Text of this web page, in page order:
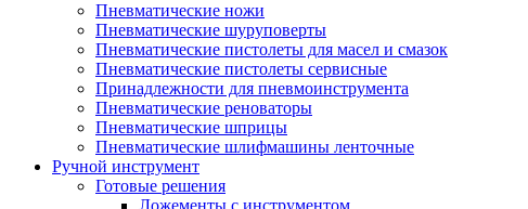
Пневматические ножи
Пневматические шуруповерты
Пневматические пистолеты для масел и смазок
Пневматические пистолеты сервисные
Принадлежности для пневмоинструмента
Пневматические реноваторы
Пневматические шприцы
Пневматические шлифмашины ленточные
Ручной инструмент
Готовые решения
Ложементы с инструментом